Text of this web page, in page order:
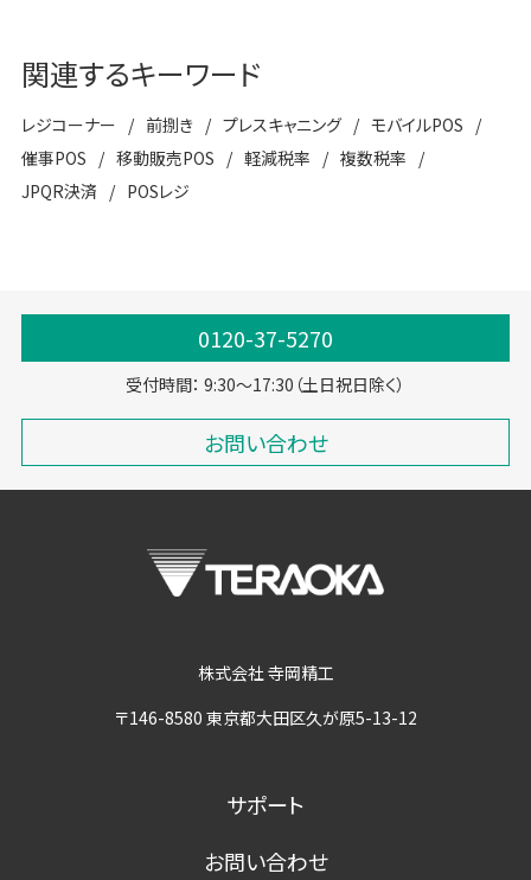
関連するキーワード
レジコーナー 前捌き プレスキャニング
モバイルPOS
催事POS
移動販売POS 軽減税率
複数税率
JPQR決済
POSレジ
0120-37-5270
受付時間： 9:30～17:30（土日祝日除く）
お問い合わせ
株式会社 寺岡精工
〒146-8580 東京都大田区久が原5-13-12
サポート
お問い合わせ